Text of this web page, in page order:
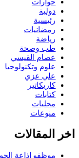
دولية
رئيسية
رمضانيات
رياضة
طب وصحة
عصام القيسي
علوم وتكنولوجيا
علي عزي
كاريكاتير
كتابات
محليات
منوعات
اخر المقالات
موظفو إذاعة